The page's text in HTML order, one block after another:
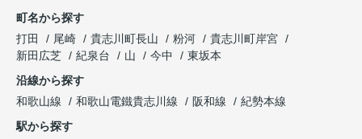
町名から探す
打田
尾崎 貴志川町長山 粉河
貴志川町岸宮
新田広芝
紀泉台 山 今中
東坂本
沿線から探す
和歌山線
和歌山電鐵貴志川線 阪和線
紀勢本線
駅から探す